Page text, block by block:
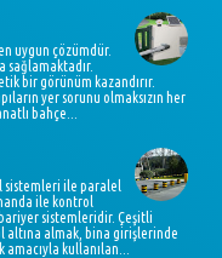
uygun çözümdür.
sağlamaktadır.
bir görünüm kazandırır.
yer sorunu olmaksızın her
bahçe...
ile paralel
ile kontrol
sistemleridir. Çeşitli
altına almak, bina girişlerinde
kullanılan...